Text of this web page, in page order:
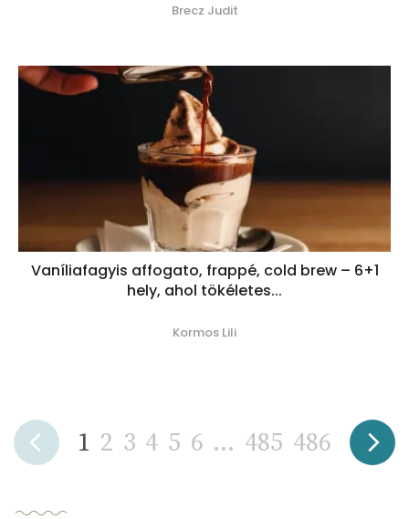
Brecz Judit
Vaníliafagyis affogato, frappé, cold brew – 6+1
hely, ahol tökéletes...
Kormos Lili
1 2 3 4 5 6 ... 485 486